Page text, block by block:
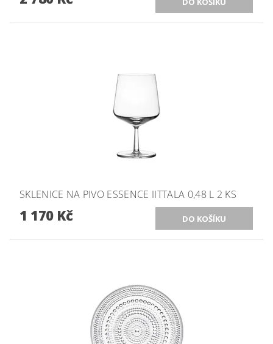
SKLENICE NA PIVO ESSENCE IITTALA 0,48 L 2 KS
1 170 Kč